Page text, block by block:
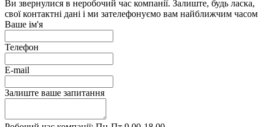
Ви звернулися в неробочий час компанії. Залиште, будь ласка,
свої контактні дані і ми зателефонуємо вам найближчим часом
Ваше ім'я
Телефон
E-mail
Залиште ваше запитання